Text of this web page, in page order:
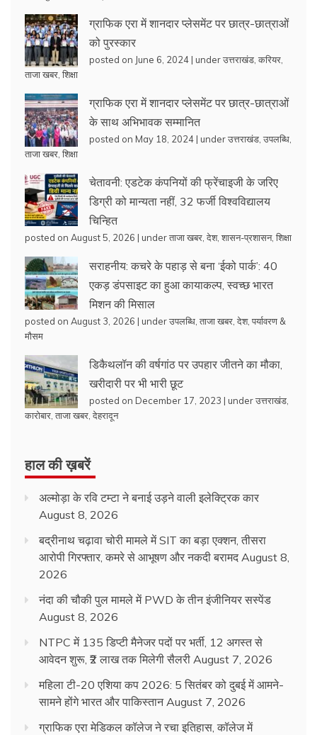
ग्राफिक एरा में शानदार प्लेसमेंट पर छात्र-छात्राओं
को पुरस्कार
posted on June 6, 2024 | underउत्तराखंड करियर
ताजा खबर शिक्षा
ग्राफिक एरा में शानदार प्लेसमेंट पर छात्र-छात्राओं
के साथ अभिभावक सम्मानित
posted on May 18, 2024 | underउत्तराखंड उपलब्धि
ताजा खबर शिक्षा
चेतावनी: एडटेक कंपनियों की फ्रेंचाइजी के जरिए
डिग्री को मान्यता नहीं, 32 फर्जी विश्वविद्यालय
चिन्हित
posted on August 5, 2026 | underताजा खबर देश, शासन-प्रशासन, शिक्षा
सराहनीय: कचरे के पहाड़ से बना ‘ईको पार्क’: 40
एकड़ डंपसाइट का हुआ कायाकल्प, स्वच्छ भारत
मिशन की मिसाल
posted on August 3, 2026 | underउपलब्धि ताजा खबर देश, पर्यावरण &
मौसम
डिकैथलॉन की वर्षगांठ पर उपहार जीतने का मौका,
खरीदारी पर भी भारी छूट
posted on December 17, 2023 | underउत्तराखंड
कारोबार ताजा खबर देहरादून
हाल की ख़बरें
अल्मोड़ा के रवि टम्टा ने बनाई उड़ने वाली इलेक्ट्रिक कार
August 8, 2026
बद्रीनाथ चढ़ावा चोरी मामले में SIT का बड़ा एक्शन, तीसरा
आरोपी गिरफ्तार, कमरे से आभूषण और नकदी बरामद August 8,
2026
नंदा की चौकी पुल मामले में PWD के तीन इंजीनियर सस्पेंड
August 8, 2026
NTPC में 135 डिप्टी मैनेजर पदों पर भर्ती, 12 अगस्त से
आवेदन शुरू, ₹2 लाख तक मिलेगी सैलरी August 7, 2026
महिला टी-20 एशिया कप 2026: 5 सितंबर को दुबई में आमने-
सामने होंगे भारत और पाकिस्तान August 7, 2026
ग्राफिक एरा मेडिकल कॉलेज ने रचा इतिहास, कॉलेज में